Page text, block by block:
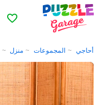
أحاجي المجموعات منزل